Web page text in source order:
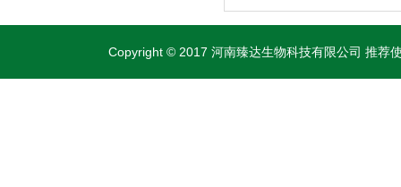
Copyright © 2017 河南臻达生物科技有限公司 推荐